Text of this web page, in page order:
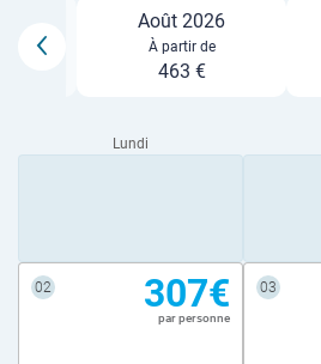
Août 2026
À partir de
463 €
Lundi
02 307€
par personne
03